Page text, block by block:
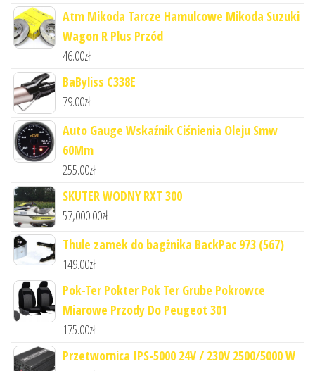
Atm Mikoda Tarcze Hamulcowe Mikoda Suzuki
Wagon R Plus Przód
46.00zł
BaByliss C338E
79.00zł
Auto Gauge Wskaźnik Ciśnienia Oleju Smw
60Mm
255.00zł
SKUTER WODNY RXT 300
57,000.00zł
Thule zamek do bagżnika BackPac 973 (567)
149.00zł
Pok-Ter Pokter Pok Ter Grube Pokrowce
Miarowe Przody Do Peugeot 301
175.00zł
Przetwornica IPS-5000 24V / 230V 2500/5000 W